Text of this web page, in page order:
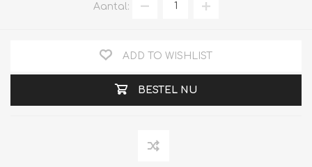
Aantal:
ADD TO WISHLIST
BESTEL NU